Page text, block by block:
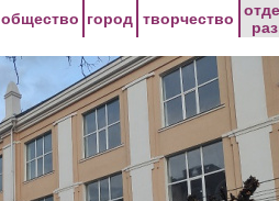
общество город творчество